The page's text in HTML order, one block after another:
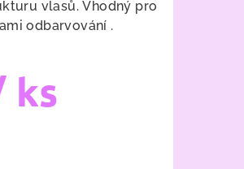
vlasů. Vhodný pro
odbarvování .
ks